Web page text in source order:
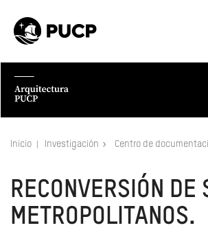
Inicio Investigación Centro de
RECONVERSIÓN DE
METROPOLITANOS.